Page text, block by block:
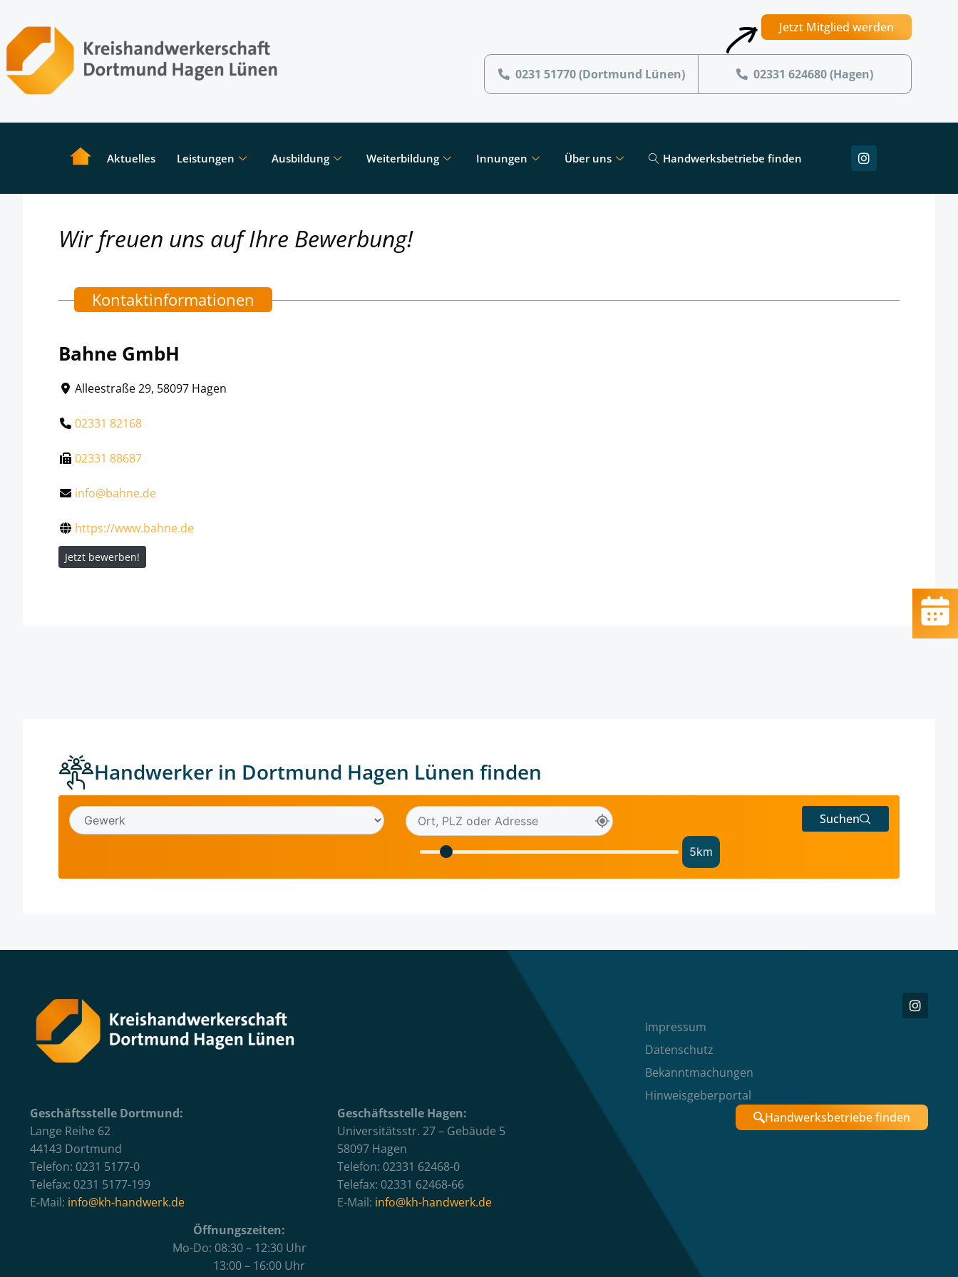
Jetzt Mitglied werden
0231 51770 (Dortmund Lünen) 02331 624680 (Hagen)
Aktuelles Leistungen Ausbildung Weiterbildung Innungen Über uns Handwerksbetriebe finden
Wir freuen uns auf Ihre Bewerbung!
Kontaktinformationen
Bahne GmbH
Alleestraße 29, 58097 Hagen
02331 82168
02331 88687
info@bahne.de
https://www.bahne.de
Jetzt bewerben!
Handwerker in Dortmund Hagen Lünen finden
5km
Suchen
Impressum
Datenschutz
Bekanntmachungen
Hinweisgeberportal
Geschäftsstelle Dortmund:
Lange Reihe 62
44143 Dortmund
Telefon: 0231 5177-0
Telefax: 0231 5177-199
E-Mail: info@kh-handwerk.de
Geschäftsstelle Hagen:
Universitätsstr. 27 – Gebäude 5
58097 Hagen
Telefon: 02331 62468-0
Telefax: 02331 62468-66
E-Mail: info@kh-handwerk.de
Handwerksbetriebe finden
Öffnungszeiten:
Mo-Do: 08:30 – 12:30 Uhr
13:00 – 16:00 Uhr